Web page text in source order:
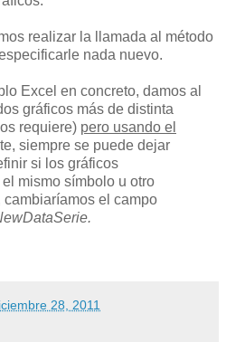
realizar la llamada al método
nada nuevo.
Excel en concreto, damos al
gráficos más de distinta
requiere) pero usando el
siempre se puede dejar
si los gráficos
mismo símbolo u otro
el campo
28, 2011